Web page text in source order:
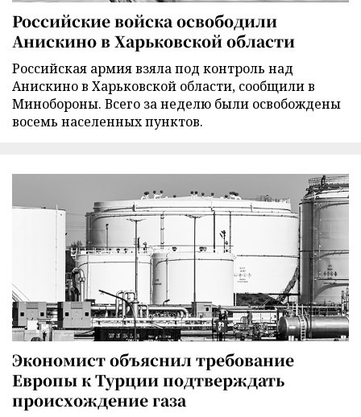
Российские войска освободили
Анискино в Харьковской области
Российская армия взяла под контроль над
Анискино в Харьковской области, сообщили в
Минобороны. Всего за неделю были освобождены
восемь населенных пунктов.
Экономист объяснил требование
Европы к Турции подтверждать
происхождение газа